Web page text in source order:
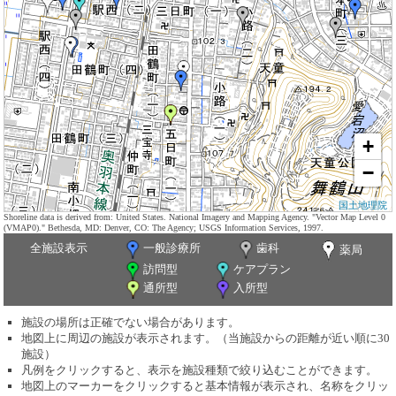
+
−
国土地理院
Shoreline data is derived from: United States. National Imagery and Mapping Agency. "Vector Map Level 0
(VMAP0)." Bethesda, MD: Denver, CO: The Agency; USGS Information Services, 1997.
全施設表示 一般診療所 歯科
薬局
訪問型
ケアプラン
通所型
入所型
施設の場所は正確でない場合があります。
地図上に周辺の施設が表示されます。（当施設からの距離が近い順に30
施設）
凡例をクリックすると、表示を施設種類で絞り込むことができます。
地図上のマーカーをクリックすると基本情報が表示され、名称をクリッ